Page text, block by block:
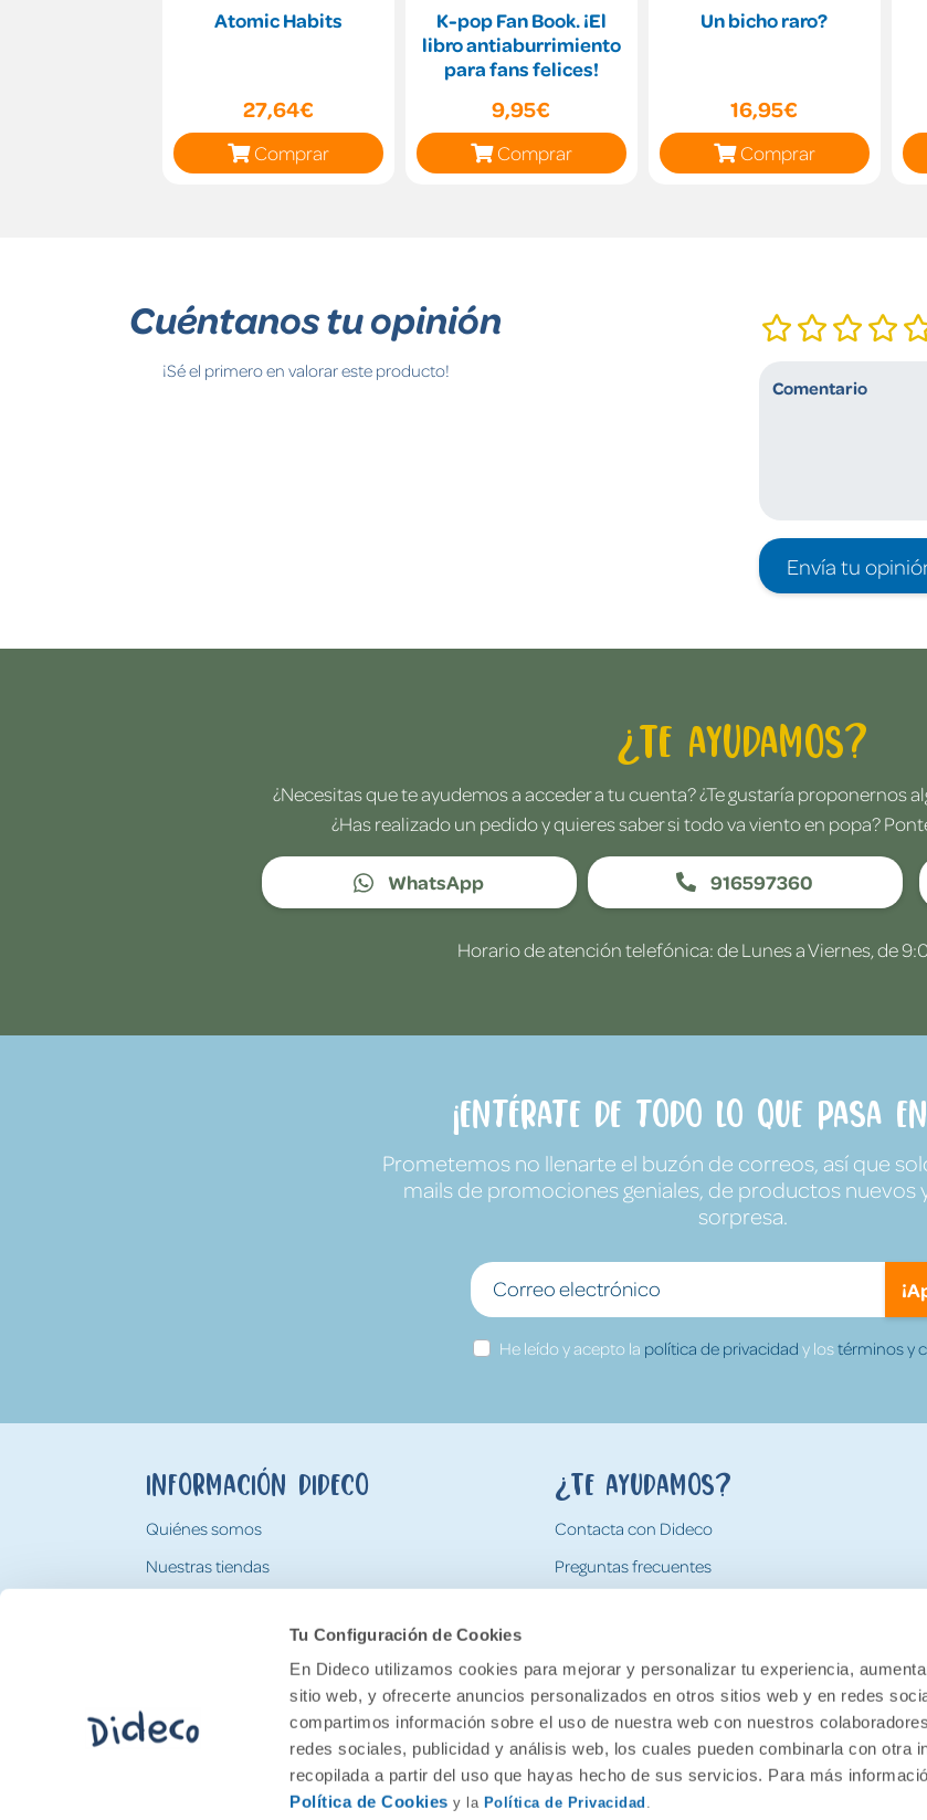
Tu Configuración de Cookies
En Dideco utilizamos cookies para mejorar y personalizar tu experiencia,
sitio web, y ofrecerte anuncios personalizados en otros sitios web y en redes
compartimos información sobre el uso de nuestra web con nuestros
redes sociales, publicidad y análisis web, los cuales pueden combinarla con otra
recopilada a partir del uso que hayas hecho de sus servicios. Para más
Política de Cookies y la Política de Privacidad .
Atomic Habits
27,64€
Comprar
K-pop Fan Book. ¡El
libro antiaburrimiento
para fans felices!
9,95€
Comprar
Un bicho raro?
16,95€
Comprar
Cuéntanos tu opinión
¡Sé el primero en valorar este producto!
Envía tu
¿Te ayudamos?
¿Necesitas que te ayudemos a acceder a tu cuenta? ¿Te gustaría proponernos
¿Has realizado un pedido y quieres saber si todo va viento en popa?
WhatsApp 916597360
Horario de atención telefónica: de Lunes a Viernes, de
¡Entérate de todo lo que pasa
Prometemos no llenarte el buzón de correos, así que
mails de promociones geniales, de productos nuevos
sorpresa.
He leído y acepto la política de privacidad y lostérminos y
Información Dideco
Quiénes somos
Nuestras tiendas
Tarjeta Regalo Dideco
¿Te ayudamos?
Contacta con Dideco
Preguntas frecuentes
Devoluciones